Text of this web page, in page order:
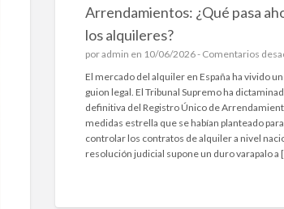
Arrendamientos: ¿Qué pasa
los alquileres?
poradmin en 10/06/2026 - Comentarios
El mercado del alquiler en España ha vivido
guion legal. El Tribunal Supremo ha
definitiva del Registro Único de
medidas estrella que se habían planteado
controlar los contratos de alquiler a nivel
resolución judicial supone un duro varapalo a